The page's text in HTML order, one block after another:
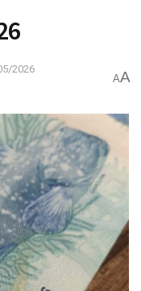
2026
AA